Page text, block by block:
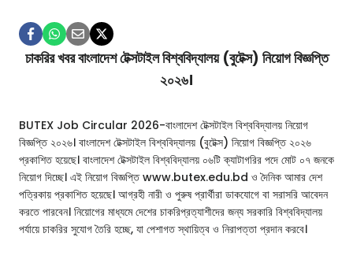
চাকরির খবর বাংলাদেশ টেক্সটাইল বিশ্ববিদ্যালয় (বুটেক্স) নিয়োগ বিজ্ঞপ্তি
২০২৬।
BUTEX Job Circular 2026-বাংলাদেশ টেক্সটাইল বিশ্ববিদ্যালয় নিয়োগ
বিজ্ঞপ্তি ২০২৬। বাংলাদেশ টেক্সটাইল বিশ্ববিদ্যালয় (বুটেক্স) নিয়োগ বিজ্ঞপ্তি ২০২৬
প্রকাশিত হয়েছে। বাংলাদেশ টেক্সটাইল বিশ্ববিদ্যালয় ০৬টি ক্যাটাগরির পদে মোট ০৭ জনকে
নিয়োগ দিচ্ছে। এই নিয়োগ বিজ্ঞপ্তি www.butex.edu.bd ও দৈনিক আমার দেশ
পত্রিকায় প্রকাশিত হয়েছে। আগ্রহী নারী ও পুরুষ প্রার্থীরা ডাকযোগে বা সরাসরি আবেদন
করতে পারবেন। নিয়োগের মাধ্যমে দেশের চাকরিপ্রত্যাশীদের জন্য সরকারি বিশ্ববিদ্যালয়
পর্যায়ে চাকরির সুযোগ তৈরি হচ্ছে, যা পেশাগত স্থায়িত্ব ও নিরাপত্তা প্রদান করবে।